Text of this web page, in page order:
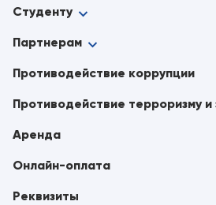
Студенту
Партнерам
Противодействие коррупции
Противодействие терроризму и
Аренда
Онлайн-оплата
Реквизиты